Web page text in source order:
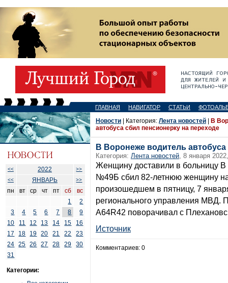
ГЛАВНАЯ НАВИГАТОР СТАТЬИ
<< 2022
>>
<<
ЯНВАРЬ >>
пн вт ср чт пт сб
вс
1
2
3
4 5 6 7 8
9
10
11 12 13 14 15
16
17
18 19 20 21 22
23
24
25 26 27 28 29
30
31
Категории:
Новости | Категория: Лента новостей
В
автобуса сбил пенсионерку на переходе
В Воронеже водитель
Категория: Лента новостей, 8 января
Женщину доставили в больницу
№49Б сбил 82-летнюю женщину
произошедшем в пятницу, 7
регионального управления МВД.
А64R42 поворачивал с
Источник
Комментариев: 0